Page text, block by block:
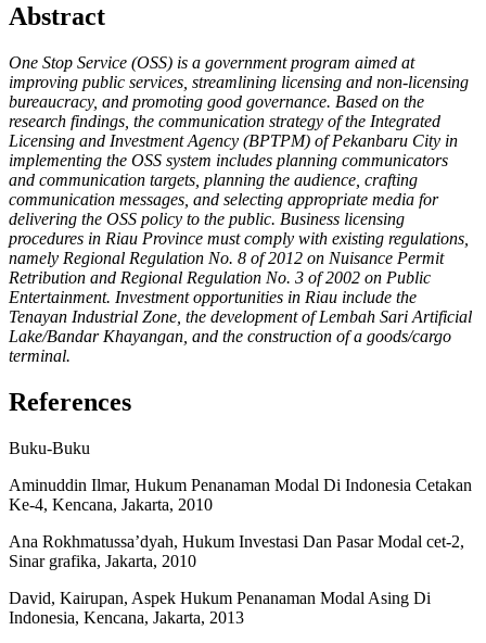
Abstract
One Stop Service (OSS) is a government program aimed at
improving public services, streamlining licensing and non-licensing
bureaucracy, and promoting good governance. Based on the
research findings, the communication strategy of the Integrated
Licensing and Investment Agency (BPTPM) of Pekanbaru City in
implementing the OSS system includes planning communicators
and communication targets, planning the audience, crafting
communication messages, and selecting appropriate media for
delivering the OSS policy to the public. Business licensing
procedures in Riau Province must comply with existing regulations,
namely Regional Regulation No. 8 of 2012 on Nuisance Permit
Retribution and Regional Regulation No. 3 of 2002 on Public
Entertainment. Investment opportunities in Riau include the
Tenayan Industrial Zone, the development of Lembah Sari Artificial
Lake/Bandar Khayangan, and the construction of a goods/cargo
terminal.
References
Buku-Buku
Aminuddin Ilmar, Hukum Penanaman Modal Di Indonesia Cetakan
Ke-4, Kencana, Jakarta, 2010
Ana Rokhmatussa’dyah, Hukum Investasi Dan Pasar Modal cet-2,
Sinar grafika, Jakarta, 2010
David, Kairupan, Aspek Hukum Penanaman Modal Asing Di
Indonesia, Kencana, Jakarta, 2013